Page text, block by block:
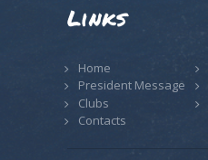
Links
Home
President Message
Clubs
Contacts